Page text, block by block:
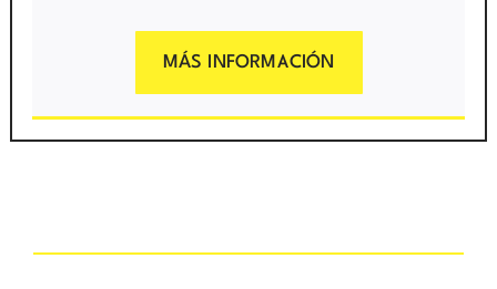
MÁS INFORMACIÓN